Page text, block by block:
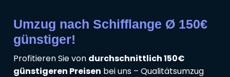
Umzug nach Schifflange Ø 150€
günstiger!
Profitieren Sie von durchschnittlich 150€
günstigeren Preisen bei uns – Qualitätsumzug